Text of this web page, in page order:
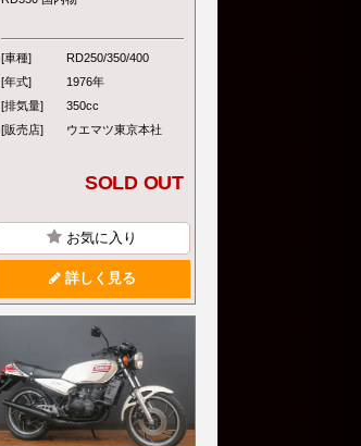
[車種]
RD250/350/400
[年式]
1976年
[排気量]
350cc
[販売店]
ウエマツ東京本社
SOLD OUT
お気に入り
詳しく見る